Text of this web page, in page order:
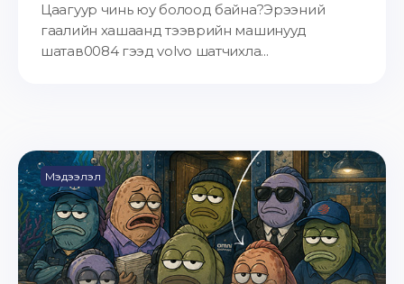
Цаагуур чинь юу болоод байна?Эрээний
гаалийн хашаанд тээврийн машинууд
шатав0084 гээд volvo шатчихла...
Мэдээлэл